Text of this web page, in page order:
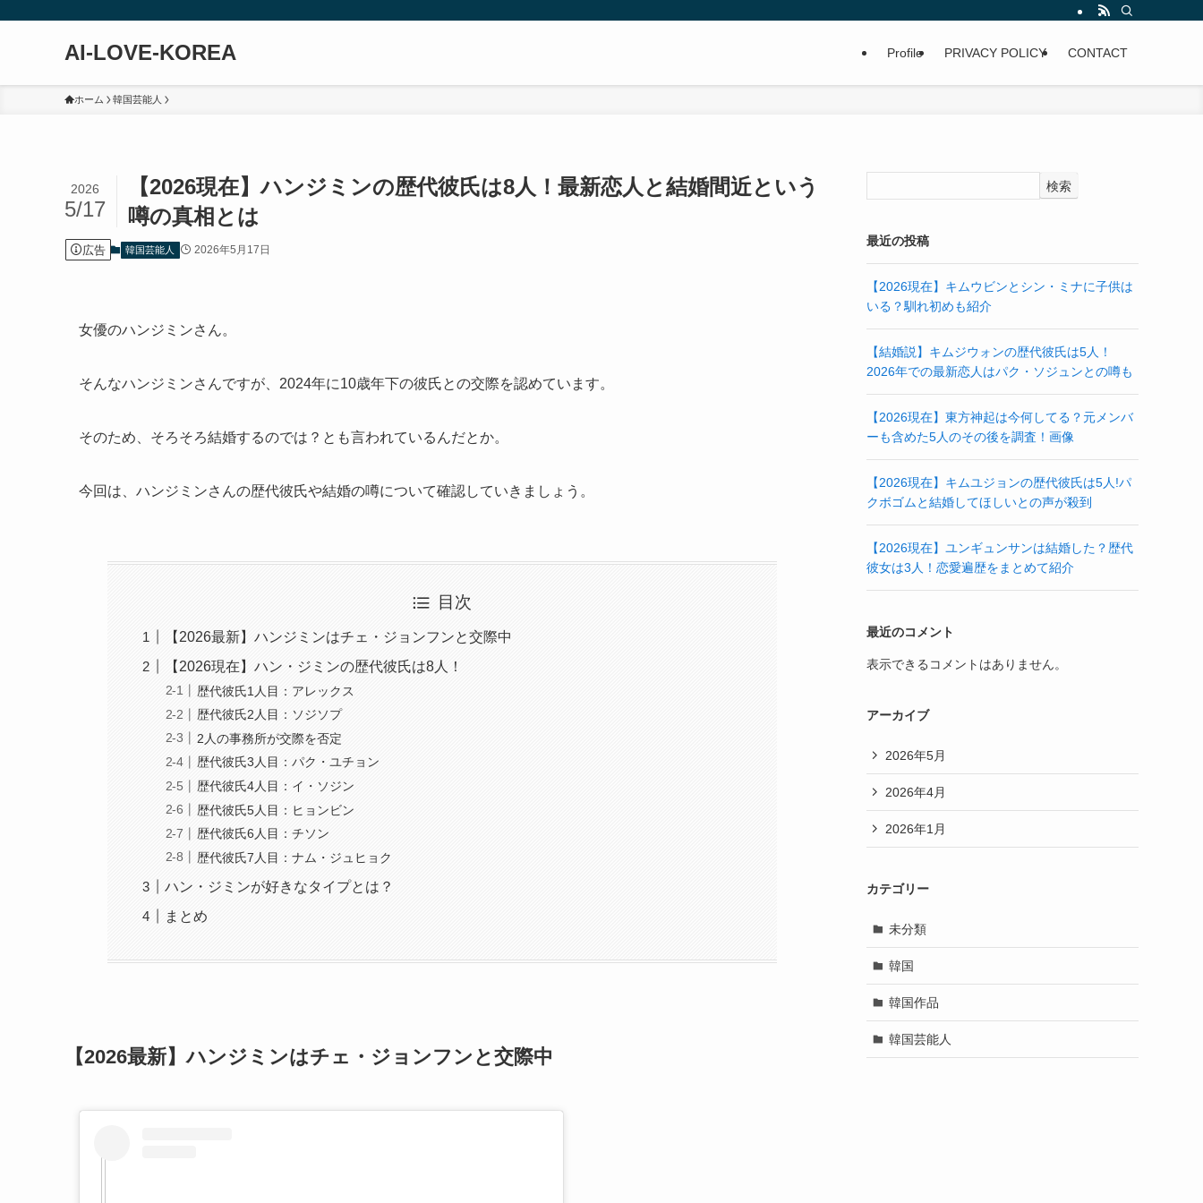
AI-LOVE-KOREA Profile PRIVACY POLICY CONTACT
ホーム 韓国芸能人
【2026現在】ハンジミンの歴代彼氏は8人！最新恋人と結婚間近という
噂の真相とは
2026
5/17
広告 韓国芸能人 2026年5月17日
女優のハンジミンさん。
そんなハンジミンさんですが、2024年に10歳年下の彼氏との交際を認めています。
そのため、そろそろ結婚するのでは？とも言われているんだとか。
今回は、ハンジミンさんの歴代彼氏や結婚の噂について確認していきましょう。
目次
【2026最新】ハンジミンはチェ・ジョンフンと交際中
【2026現在】ハン・ジミンの歴代彼氏は8人！
歴代彼氏1人目：アレックス
歴代彼氏2人目：ソジソプ
2人の事務所が交際を否定
歴代彼氏3人目：パク・ユチョン
歴代彼氏4人目：イ・ソジン
歴代彼氏5人目：ヒョンビン
歴代彼氏6人目：チソン
歴代彼氏7人目：ナム・ジュヒョク
ハン・ジミンが好きなタイプとは？
まとめ
【2026最新】ハンジミンはチェ・ジョンフンと交際中
検索
最近の投稿
【2026現在】キムウビンとシン・ミナに子供は
いる？馴れ初めも紹介
【結婚説】キムジウォンの歴代彼氏は5人！
2026年での最新恋人はパク・ソジュンとの噂も
【2026現在】東方神起は今何してる？元メンバ
ーも含めた5人のその後を調査！画像
【2026現在】キムユジョンの歴代彼氏は5人!パ
クボゴムと結婚してほしいとの声が殺到
【2026現在】ユンギュンサンは結婚した？歴代
彼女は3人！恋愛遍歴をまとめて紹介
最近のコメント
表示できるコメントはありません。
アーカイブ
2026年5月
2026年4月
2026年1月
カテゴリー
未分類
韓国
韓国作品
韓国芸能人